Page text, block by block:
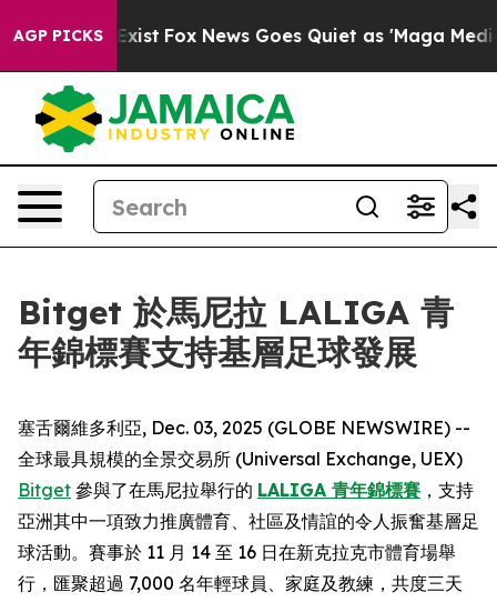
AGP PICKS
They Exist Fox News Goes Quiet as 'Maga Media
Bitget 於馬尼拉 LALIGA 青
年錦標賽支持基層足球發展
塞舌爾維多利亞, Dec. 03, 2025 (GLOBE NEWSWIRE) --
全球最具規模的全景交易所 (Universal Exchange, UEX)
Bitget 參與了在馬尼拉舉行的 LALIGA 青年錦標賽 ，支持
亞洲其中一項致力推廣體育、社區及情誼的令人振奮基層足
球活動。賽事於 11 月 14 至 16 日在新克拉克市體育場舉
行，匯聚超過 7,000 名年輕球員、家庭及教練，共度三天